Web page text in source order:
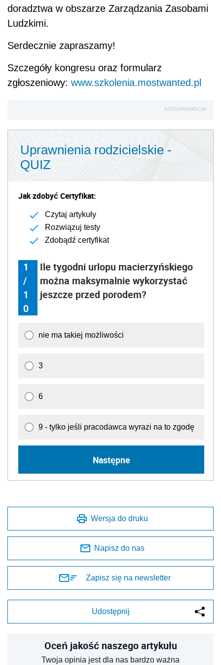
doradztwa w obszarze Zarządzania Zasobami
Ludzkimi.
Serdecznie zapraszamy!
Szczegóły kongresu oraz formularz
zgłoszeniowy: www.szkolenia.mostwanted.pl
AUTOPROMOCJA
Uprawnienia rodzicielskie -
QUIZ
Jak zdobyć Certyfikat:
Czytaj artykuły
Rozwiązuj testy
Zdobądź certyfikat
1
/
1
0
Ile tygodni urlopu macierzyńskiego
można maksymalnie wykorzystać
jeszcze przed porodem?
nie ma takiej możliwości
3
6
9 - tylko jeśli pracodawca wyrazi na to zgodę
Następne
Wersja do druku
Napisz do nas
Zapisz się na newsletter
Udostępnij
Oceń jakość naszego artykułu
Twoja opinia jest dla nas bardzo ważna